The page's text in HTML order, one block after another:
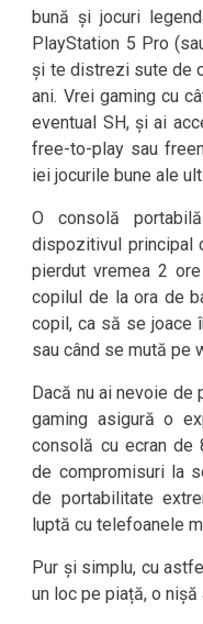
bună și jocuri
PlayStation 5 Pro
și te distrezi sute de
ani. Vrei gaming cu
eventual SH, și ai
free-to-play sau
iei jocurile bune ale
O consolă
dispozitivul principal
pierdut vremea 2
copilul de la ora de
copil, ca să se joace
sau când se mută pe
Dacă nu ai nevoie de
gaming asigură o
consolă cu ecran de
de compromisuri la
de portabilitate
luptă cu telefoanele
Pur și simplu, cu
un loc pe piață, o